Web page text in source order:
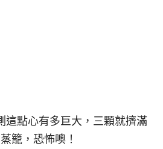
這點心有多巨大，三顆就擠滿
籠，恐怖噢！